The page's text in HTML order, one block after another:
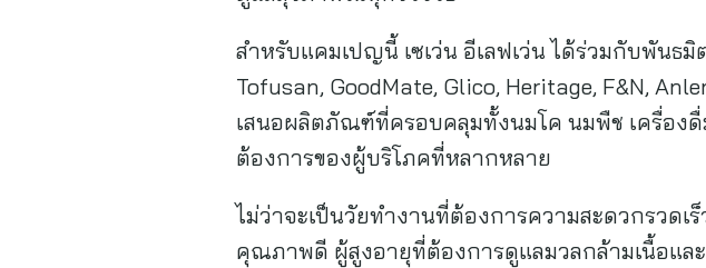
สำหรับแคมเปญนี้ เซเว่น อีเลฟเว่น ได้ร่วมกับพันธ
Tofusan, GoodMate, Glico, Heritage, F&N,
เสนอผลิตภัณฑ์ที่ครอบคลุมทั้งนมโค นมพืช เครื่อง
ต้องการของผู้บริโภคที่หลากหลาย
ไม่ว่าจะเป็นวัยทำงานที่ต้องการความสะดวกรวด
คุณภาพดี ผู้สูงอายุที่ต้องการดูแลมวลกล้ามเนื้อแล